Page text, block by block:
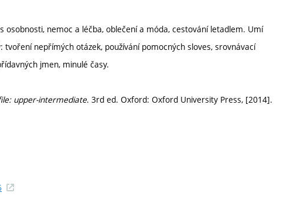
nemoc a léčba, oblečení a móda, cestování letadlem. Umí
nepřímých otázek, používání pomocných sloves, srovnávací
jmen, minulé časy.
upper-intermediate. 3rd ed. Oxford: Oxford University Press, [2014].